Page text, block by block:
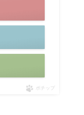
ポチップ